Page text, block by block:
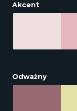
Akcent
Odważny